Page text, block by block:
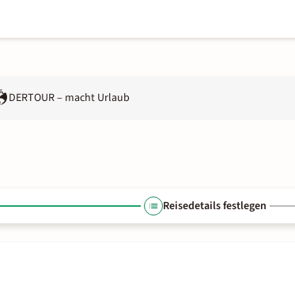
DERTOUR – macht Urlaub
Reisedetails festlegen